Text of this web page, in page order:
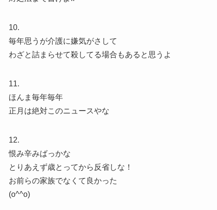
10.
毎年思うが介護に嫌気がさして
わざと詰まらせて殺してる場合もあると思うよ
11.
ほんま毎年毎年
正月は絶対このニュースやな
12.
恨み辛みばっかな
とりあえず歳とってから反省しな！
お前らの家族でなくて良かった
(o^^o)